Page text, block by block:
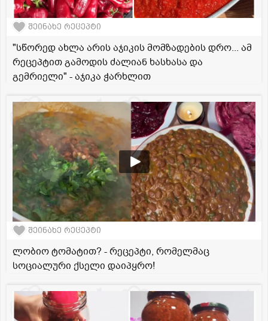
შეინახე რეცეპტი
"სწორედ ახლა არის აჯიკის მომზადების დრო... ამ
რეცეპტით გამოდის ძალიან ხასხასა და
გემრიელი" - აჯიკა ჭარხლით
შეინახე რეცეპტი
ლობიო ტომატით? - რეცეპტი, რომელმაც
სოციალური ქსელი დაიპყრო!